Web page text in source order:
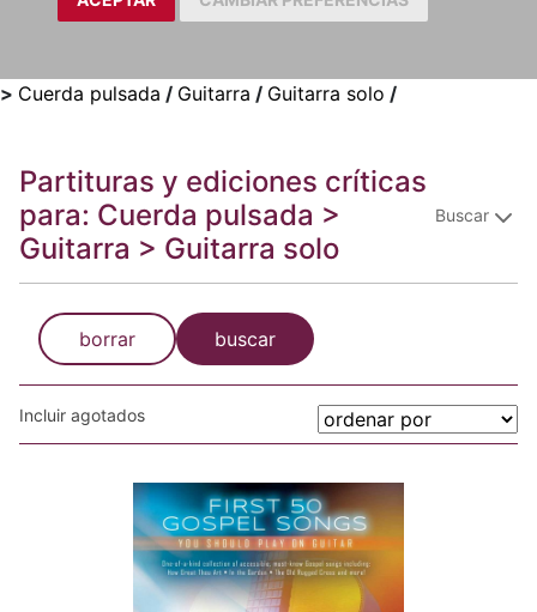
> Cuerda pulsada / Guitarra / Guitarra solo /
Partituras y ediciones críticas
para: Cuerda pulsada >
Guitarra > Guitarra solo
Buscar
borrar buscar
Incluir agotados